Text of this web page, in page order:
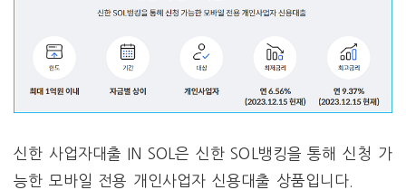
신한 사업자대출 IN SOL은 신한 SOL뱅킹을 통해 신청 가
능한 모바일 전용 개인사업자 신용대출 상품입니다.